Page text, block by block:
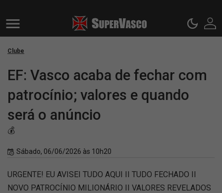
Clube
EF: Vasco acaba de fechar com
patrocínio; valores e quando
será o anúncio
💰
Sábado, 06/06/2026 às 10h20
URGENTE! EU AVISEI TUDO AQUI II TUDO FECHADO II
NOVO PATROCÍNIO MILIONÁRIO II VALORES REVELADOS